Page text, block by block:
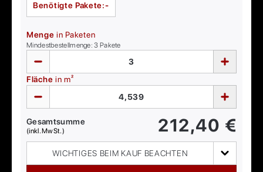
Benötigte Pakete:-
Menge in Paketen
Mindestbestellmenge:3 Pakete
Fläche in m²
Gesamtsumme
(inkl. MwSt.) 212,40 €
WICHTIGES BEIM KAUF BEACHTEN